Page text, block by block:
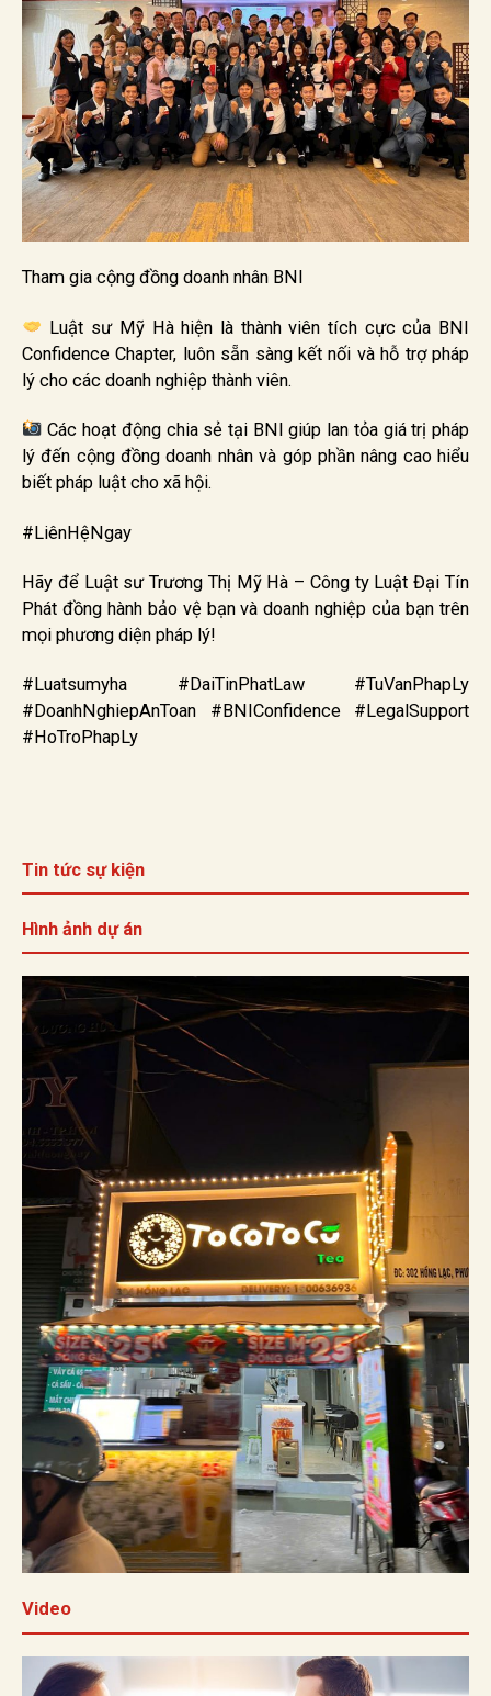
Tham gia cộng đồng doanh nhân BNI
Luật sư Mỹ Hà hiện là thành viên tích cực của BNI
Confidence Chapter, luôn sẵn sàng kết nối và hỗ trợ pháp
lý cho các doanh nghiệp thành viên.
Các hoạt động chia sẻ tại BNI giúp lan tỏa giá trị pháp
lý đến cộng đồng doanh nhân và góp phần nâng cao hiểu
biết pháp luật cho xã hội.
#LiênHệNgay
Hãy để Luật sư Trương Thị Mỹ Hà – Công ty Luật Đại Tín
Phát đồng hành bảo vệ bạn và doanh nghiệp của bạn trên
mọi phương diện pháp lý!
#Luatsumyha #DaiTinPhatLaw #TuVanPhapLy
#DoanhNghiepAnToan #BNIConfidence #LegalSupport
#HoTroPhapLy
Tin tức sự kiện
Hình ảnh dự án
Video